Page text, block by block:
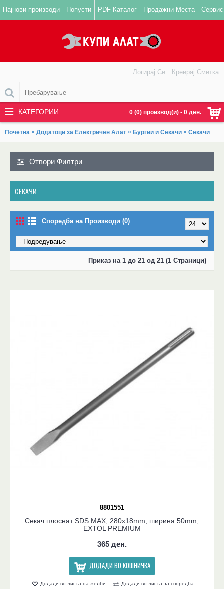
Најнови производи Попусти PDF Каталог Продажни Места Сервис
0 (0) производ(и) - 0 ден.
Логирај Се Креирај Сметка
КАТЕГОРИИ
Почетна » Додатоци за Електричен Алат » Бургии и Секачи » Секачи
Отвори Филтри
СЕКАЧИ
Споредба на Производи (0)
Приказ на 1 до 21 од 21 (1 Страници)
8801551
Секач плоснат SDS MAX, 280x18mm, ширина 50mm,
EXTOL PREMIUM
365 ден.
ДОДАДИ ВО КОШНИЧКА
Додади во листа на желби Додади во листа за споредба